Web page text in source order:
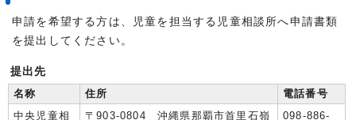
申請を希望する方は、児童を担当する児童相談所へ申請書類
を提出してください。
提出先
名称
住所
電話番号
中央児童相
〒903-0804 沖縄県那覇市首里石嶺
098-886-